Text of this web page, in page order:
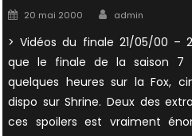
Posted
20 mai 2000 Author
admin
> Vidéos du finale 21/05/00 –
que le finale de la saison 7
quelques heures sur la Fox,
dispo sur Shrine. Deux des
ces spoilers est vraiment